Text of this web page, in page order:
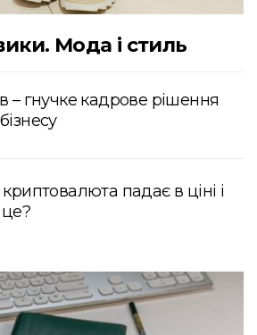
Мода і стиль
– гнучке кадрове рішення
падає в ціні і